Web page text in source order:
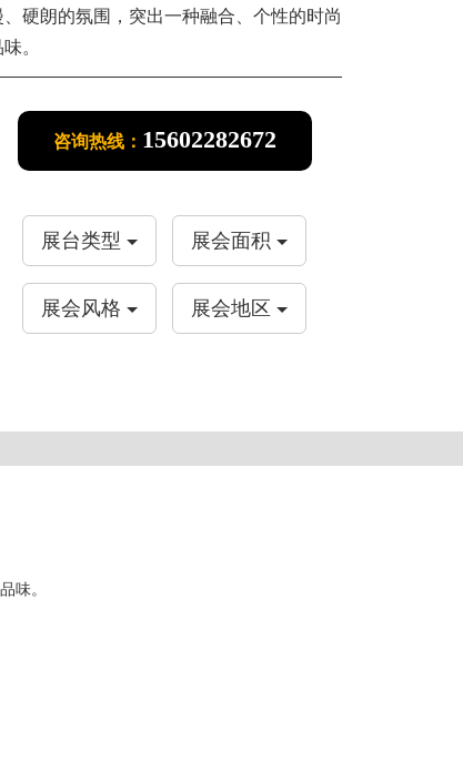
、硬朗的氛围，突出一种融合、个性的时尚
。
咨询热线： 15602282672
展台类型 展会面积
展会风格 展会地区
味。